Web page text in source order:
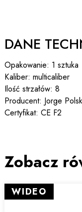
DANE
Opakowanie: 1 sztuka
Kaliber: multicaliber
Ilość strzałów: 8
Producent: Jorge
Certyfikat: CE F2
Zobacz
WIDEO